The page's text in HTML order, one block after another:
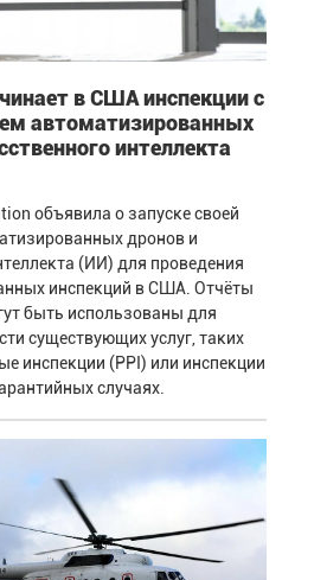
в США инспекции с
автоматизированных
интеллекта
объявила о запуске своей
дронов и
(ИИ) для проведения
инспекций в США. Отчёты
быть использованы для
существующих услуг, таких
инспекции (PPI) или инспекции
случаях.